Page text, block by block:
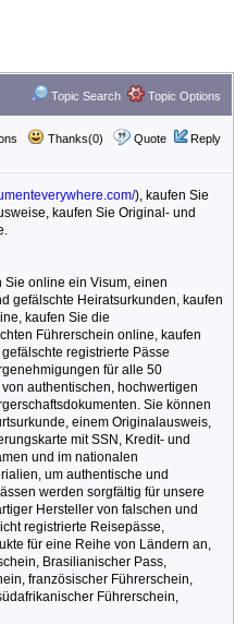
Topic Search Topic Options
Thanks(0) Quote Reply
), kaufen Sie
kaufen Sie Original- und
Sie online ein Visum, einen
gefälschte Heiratsurkunden, kaufen
kaufen Sie die
Führerschein online, kaufen
registrierte Pässe
für alle 50
authentischen, hochwertigen
Sie können
einem Originalausweis,
mit SSN, Kredit- und
und im nationalen
um authentische und
werden sorgfältig für unsere
Hersteller von falschen und
registrierte Reisepässe,
für eine Reihe von Ländern an,
Brasilianischer Pass,
französischer Führerschein,
Führerschein,